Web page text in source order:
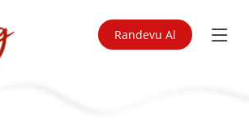
Randevu Al